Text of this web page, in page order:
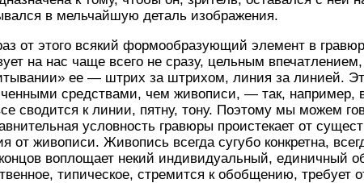
в мельчайшую деталь изображения.
от этого всякий формообразующий элемент в
на нас чаще всего не сразу, цельным
ее — штрих за штрихом, линия за линией.
средствами, чем живописи, — так, например,
сводится к линии, пятну, тону. Поэтому мы можем
условность гравюры проистекает от
от живописи. Живопись всегда сугубо конкретна,
воплощает некий индивидуальный, единичный
типическое, стремится к обобщению, требует